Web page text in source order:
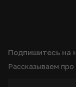
Подпишитесь на
Рассказываем